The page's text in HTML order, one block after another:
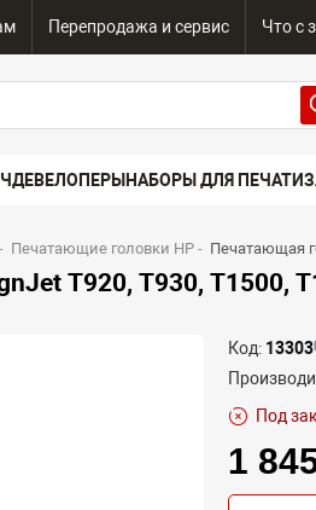
Перепродажа и сервис Что с
ДЕВЕЛОПЕРЫ НАБОРЫ ДЛЯ ПЕЧАТИ
- Печатающие головки HP - Печатающая
T920, T930, T1500,
Код: 13303
Под
1